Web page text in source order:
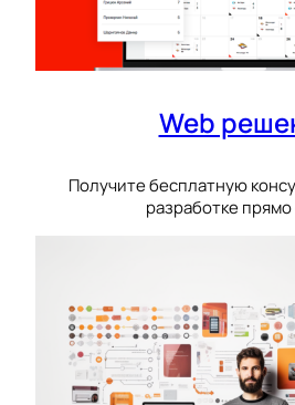
Web
Получите бесплатную
разработке прямо